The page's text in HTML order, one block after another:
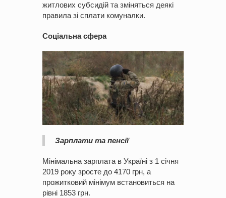
житлових субсидій та зміняться деякі
правила зі сплати комуналки.
Соціальна сфера
Зарплати та пенсії
Мінімальна зарплата в Україні з 1 січня
2019 року зросте до 4170 грн, а
прожитковий мінімум встановиться на
рівні 1853 грн.